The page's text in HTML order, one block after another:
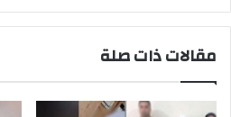
مقالات ذات صلة